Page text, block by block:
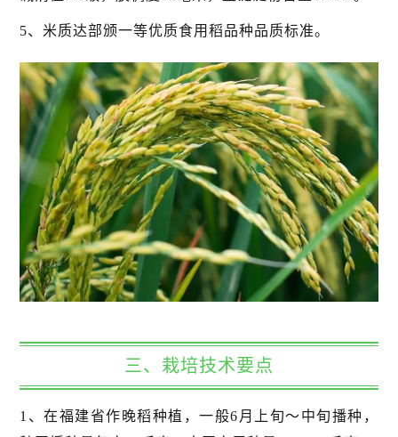
5、米质达部颁一等优质食用稻品种品质标准。
三、栽培技术要点
1、在福建省作晚稻种植，一般6月上旬～中旬播种，